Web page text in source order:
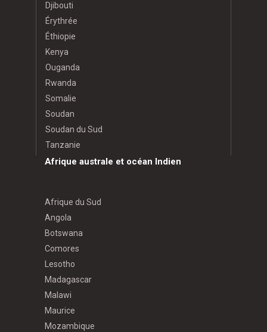
Djibouti
Érythrée
Éthiopie
Kenya
Ouganda
Rwanda
Somalie
Soudan
Soudan du Sud
Tanzanie
Afrique australe et océan Indien
Afrique du Sud
Angola
Botswana
Comores
Lesotho
Madagascar
Malawi
Maurice
Mozambique